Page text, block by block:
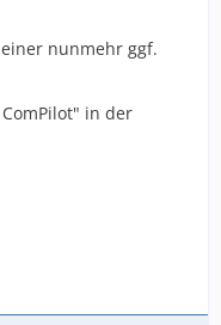
nunmehr ggf.
in der